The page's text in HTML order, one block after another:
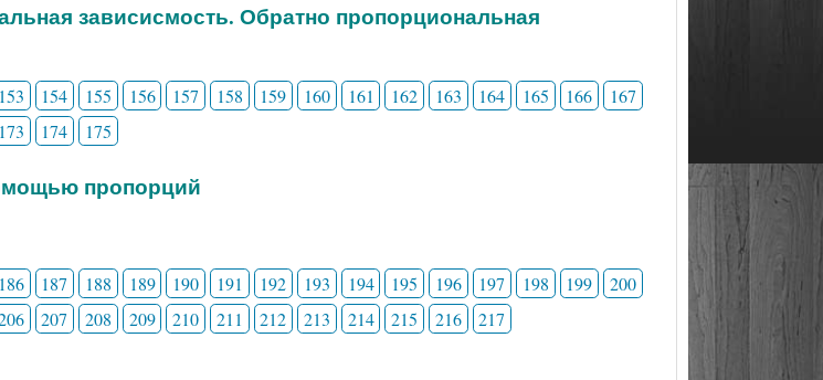
зависисмость. Обратно пропорциональная
153 154 155 156 157 158 159 160 161 162 163 164 165 166
167
173 174 175
пропорций
186 187 188 189 190 191 192 193 194 195 196 197 198 199
200
207 208 209 210 211 212 213 214 215 216 217